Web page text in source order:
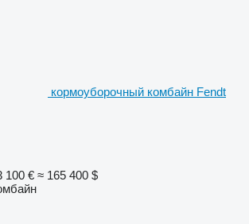
кормоуборочный комбайн Fendt
100 € ≈ 165 400 $